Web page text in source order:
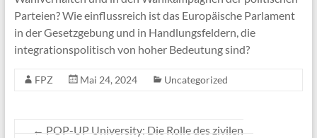
Parteien? Wie einflussreich ist das Europäische Parlament
in der Gesetzgebung und in Handlungsfeldern, die
integrationspolitisch von hoher Bedeutung sind?
FPZ Mai 24, 2024 Uncategorized
← POP-UP University: Die Rolle des zivilen